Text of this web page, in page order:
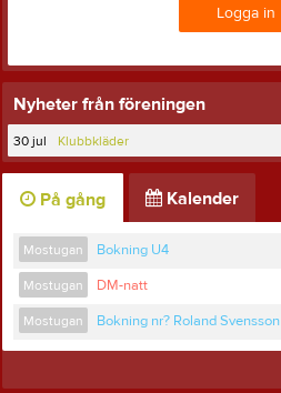
Logga in
Nyheter från föreningen
30 jul Klubbkläder
På gång Kalender
Mostugan Bokning U4
Mostugan DM-natt
Mostugan Bokning nr? Roland Svensson